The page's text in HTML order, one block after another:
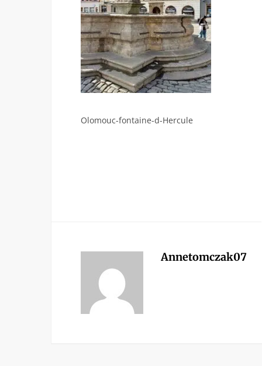
Olomouc-fontaine-d-Hercule
Annetomczak07